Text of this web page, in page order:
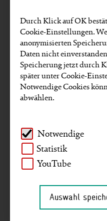
2020–2022. Unser
zeigt, dass dieser
GIZ konnte während
zyklus flexibel auf
forderungen
Rahmen­bedingungen
Anspruch, digitaler,
zu arbeiten, sind wir
Durch Klick auf OK
Cookie-Einstellungen.
anonymisierten
Daten nicht
Speicherung jetzt durch
später unter Cookie-
Notwendige Cookies
abwählen.
Notwendige
Statistik
YouTube
Auswahl